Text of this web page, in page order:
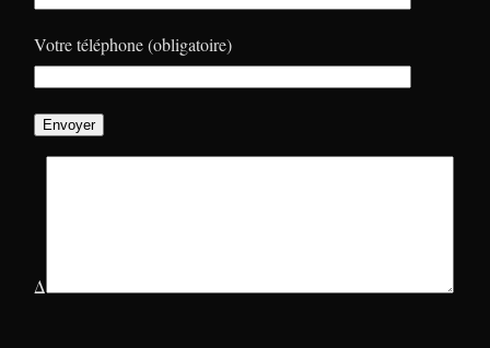
Votre téléphone (obligatoire)
Δ